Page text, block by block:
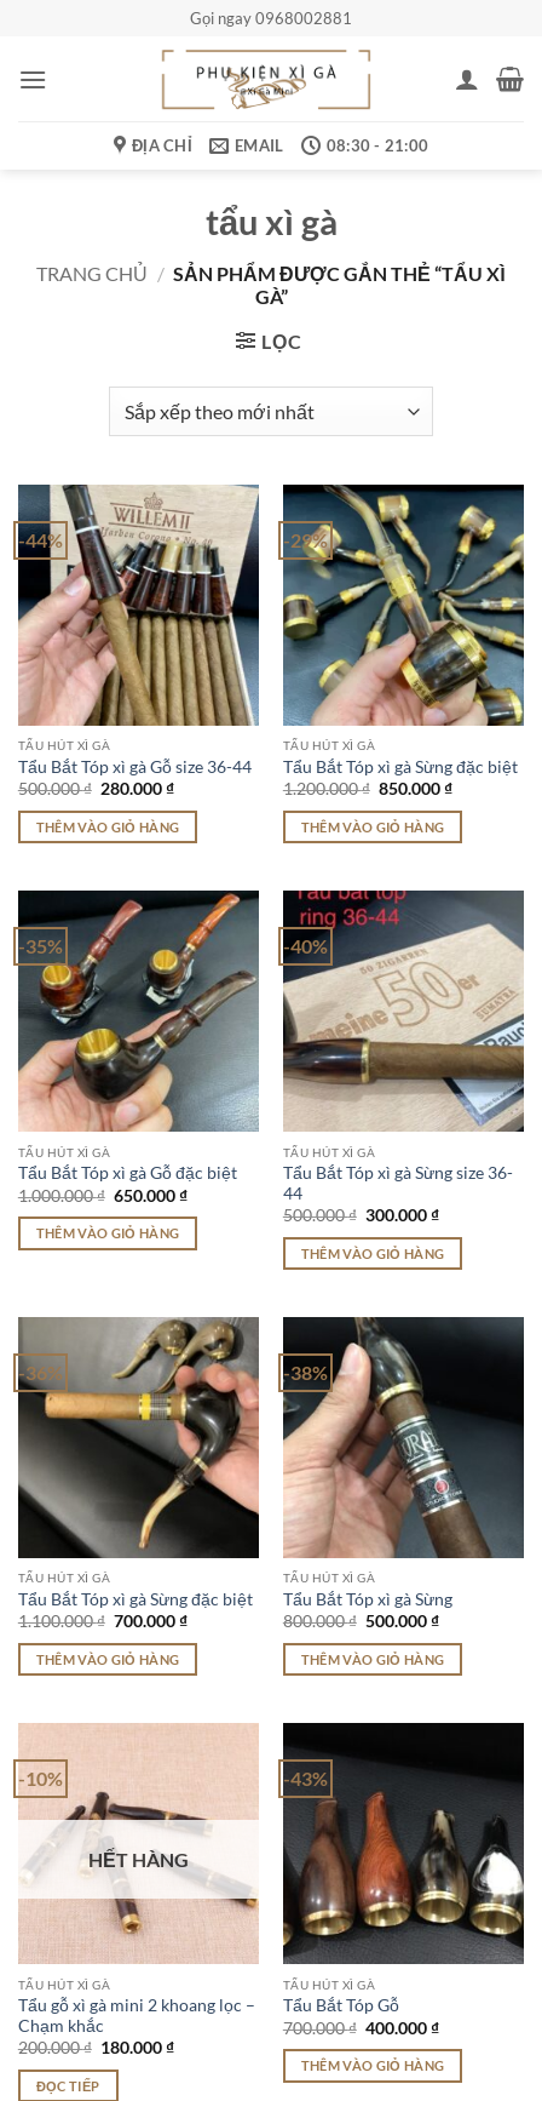
nội
Gọi ngay 0968002881
ĐỊA CHỈ EMAIL 08:30 - 21:00
tẩu xì gà
TRANG CHỦ / SẢN PHẨM ĐƯỢC GẮN THẺ “TẨU XÌ
GÀ”
LỌC
-44%
TẨU HÚT XÌ GÀ
Tẩu Bắt Tóp xì gà Gỗ size 36-44
500.000₫ Giá
là:
500.000 ₫.
280.000₫Giá
tại
là:
THÊM VÀO GIỎ HÀNG
-29%
TẨU HÚT XÌ GÀ
Tẩu Bắt Tóp xì gà Sừng đặc biệt
1.200.000₫ Giá
là:
1.200.000 ₫.
850.000₫Giá
tại
THÊM VÀO GIỎ HÀNG
-35%
TẨU HÚT XÌ GÀ
Tẩu Bắt Tóp xì gà Gỗ đặc biệt
1.000.000₫ Giá
là:
1.000.000 ₫.
650.000₫Giá
tại
650.000 ₫.
THÊM VÀO GIỎ HÀNG
-40%
TẨU HÚT XÌ GÀ
Tẩu Bắt Tóp xì gà Sừng size 36-
44
500.000₫ Giá
là:
500.000 ₫.
300.000₫Giá
tại
là:
THÊM VÀO GIỎ HÀNG
-36%
TẨU HÚT XÌ GÀ
Tẩu Bắt Tóp xì gà Sừng đặc biệt
1.100.000₫ Giá
là:
1.100.000 ₫.
700.000₫Giá
tại
THÊM VÀO GIỎ HÀNG
-38%
TẨU HÚT XÌ GÀ
Tẩu Bắt Tóp xì gà Sừng
800.000₫ Giá
là:
800.000 ₫.
500.000₫Giá
tại
là:
THÊM VÀO GIỎ HÀNG
-10%
HẾT HÀNG
TẨU HÚT XÌ GÀ
Tẩu gỗ xì gà mini 2 khoang lọc –
Chạm khắc
200.000₫ Giá
là:
180.000₫Giá
ĐỌC TIẾP
-43%
TẨU HÚT XÌ GÀ
Tẩu Bắt Tóp Gỗ
700.000₫ Giá
là:
700.000 ₫.
400.000₫Giá
tại
là:
400.000 ₫.
THÊM VÀO GIỎ HÀNG